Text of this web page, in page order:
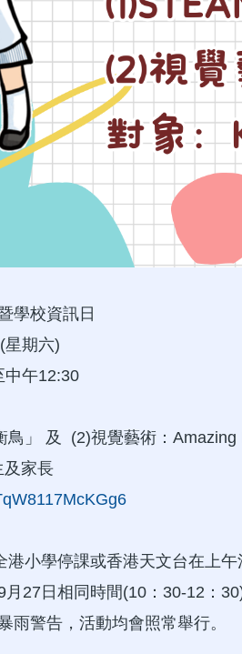
學校資訊日
日 (星期六)
中午12:30
鳥」 及 (2)視覺藝術：Amazing
及家長
港小學停課或香港天文台在上
27日相同時間(10：30-12：30)
雨警告，活動均會照常舉行。